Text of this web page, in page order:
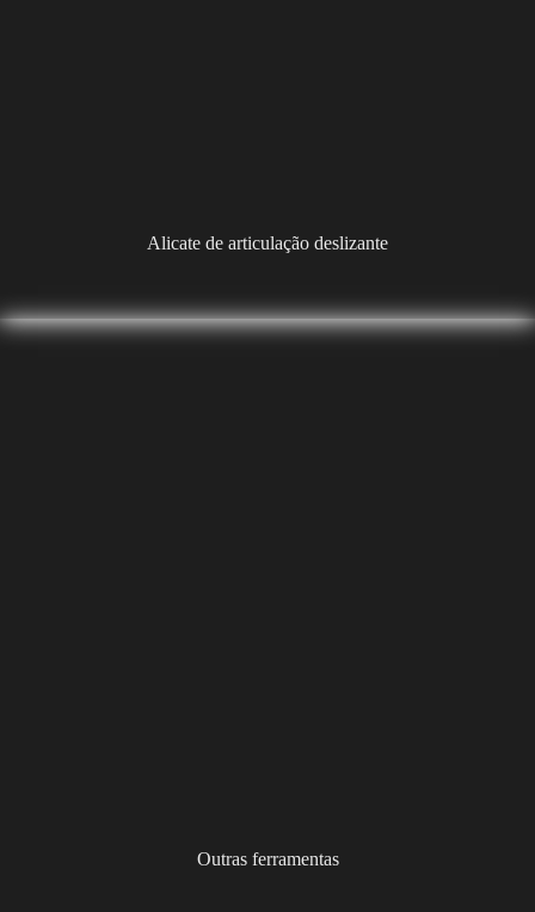
Alicate de articulação deslizante
Outras ferramentas